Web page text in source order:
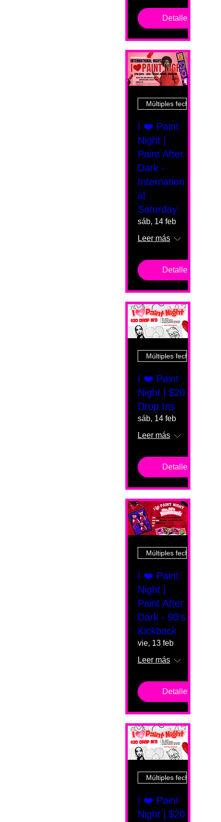
Detalles
Múltiples fechas
I ❤️ Paint
Night |
Paint After
Dark -
Internation
al
Saturday
sáb, 14 feb
Leer más
Detalles
Múltiples fechas
I ❤️ Paint
Night | $20
Drop Ins
sáb, 14 feb
Leer más
Detalles
Múltiples fechas
I ❤️ Paint
Night |
Paint After
Dark - 90's
Kickback
vie, 13 feb
Leer más
Detalles
Múltiples fechas
I ❤️ Paint
Night | $20